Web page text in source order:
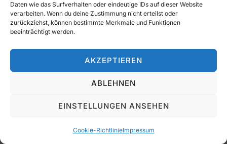
Daten wie das Surfverhalten oder eindeutige IDs auf dieser Website
verarbeiten. Wenn du deine Zustimmung nicht erteilst oder
zurückziehst, können bestimmte Merkmale und Funktionen
beeinträchtigt werden.
AKZEPTIEREN
ABLEHNEN
EINSTELLUNGEN ANSEHEN
Cookie-RichtlinieImpressum